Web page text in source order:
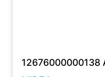
12676000000138